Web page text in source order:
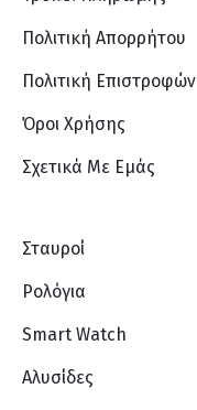
Πολιτική Απορρήτου
Πολιτική Επιστροφών
Όροι Χρήσης
Σχετικά Με Eμάς
Σταυροί
Ρολόγια
Smart Watch
Αλυσίδες